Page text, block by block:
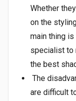
Whether
on the
main thing
specialist to
the best
The
are difficult